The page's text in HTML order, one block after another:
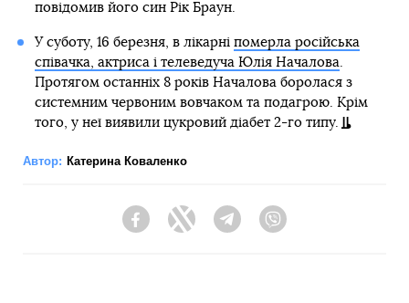
повідомив його син Рік Браун.
У суботу, 16 березня, в лікарні померла російська
співачка, актриса і телеведуча Юлія Началова.
Протягом останніх 8 років Началова боролася з
системним червоним вовчаком та подагрою. Крім
того, у неї виявили цукровий діабет 2-го типу.
Автор: Катерина Коваленко
FacebookTwitter Telegram